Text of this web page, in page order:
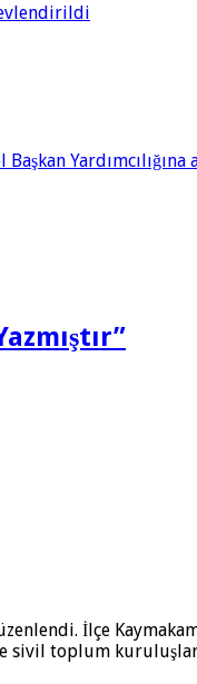
Yardımcılığına
İlçe
toplum